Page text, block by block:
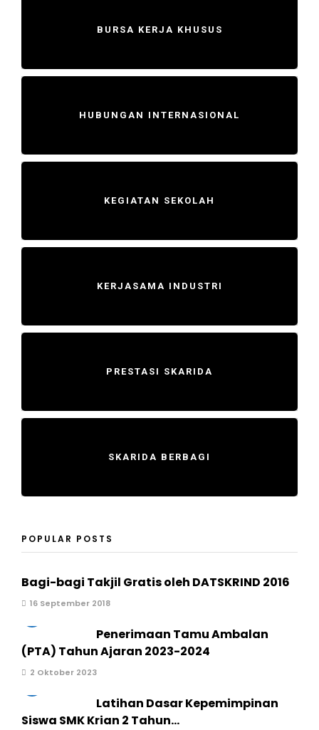
BURSA KERJA KHUSUS
HUBUNGAN INTERNASIONAL
KEGIATAN SEKOLAH
KERJASAMA INDUSTRI
PRESTASI SKARIDA
SKARIDA BERBAGI
POPULAR POSTS
Bagi-bagi Takjil Gratis oleh DATSKRIND 2016
16 September 2018
Penerimaan Tamu Ambalan
(PTA) Tahun Ajaran 2023-2024
2 Oktober 2023
Latihan Dasar Kepemimpinan
Siswa SMK Krian 2 Tahun...